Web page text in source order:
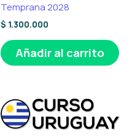
Temprana 2028
$ 1.300.000
Añadir al carrito